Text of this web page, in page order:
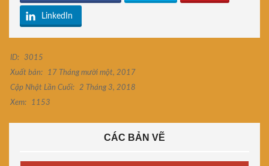
LinkedIn
ID:
3015
Xuất bản:
17 Tháng mười một, 2017
Cập Nhật Lần Cuối:
2 Tháng 3, 2018
Xem:
1153
CÁC BẢN VẼ